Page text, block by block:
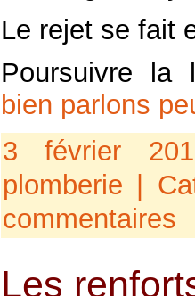
Le rejet se fait
Poursuivre
bien parlons
3 février
plomberie |
commentaires
Les